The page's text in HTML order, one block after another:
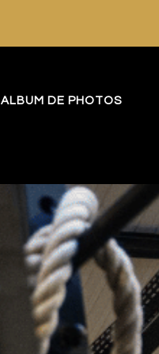
ALBUM DE PHOTOS